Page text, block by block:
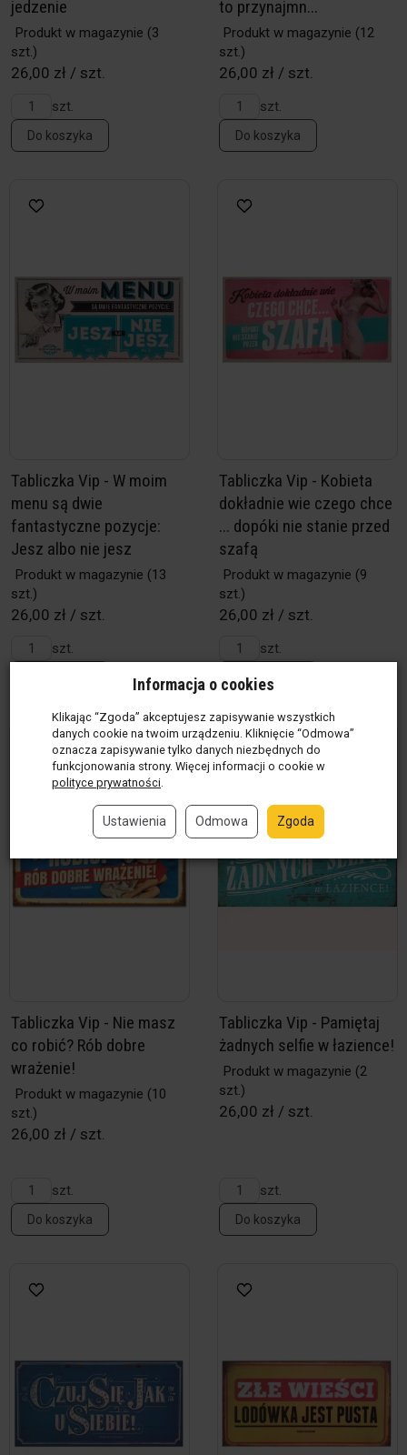
jedzenie
Produkt w magazynie (3
szt.)
26,00 zł / szt.
szt.
Do koszyka
to przynajmn...
Produkt w magazynie (12
szt.)
26,00 zł / szt.
szt.
Do koszyka
Tabliczka Vip - W moim
menu są dwie
fantastyczne pozycje:
Jesz albo nie jesz
Produkt w magazynie (13
szt.)
26,00 zł / szt.
szt.
Tabliczka Vip - Kobieta
dokładnie wie czego chce
... dopóki nie stanie przed
szafą
Produkt w magazynie (9
szt.)
26,00 zł / szt.
szt.
Do koszyka
Tabliczka Vip - Nie masz
co robić? Rób dobre
wrażenie!
Produkt w magazynie (10
szt.)
26,00 zł / szt.
szt.
Do koszyka
Tabliczka Vip - Pamiętaj
żadnych selfie w łazience!
Produkt w magazynie (2
szt.)
26,00 zł / szt.
szt.
Do koszyka
Informacja o cookies
Klikając “Zgoda” akceptujesz zapisywanie wszystkich
danych cookie na twoim urządzeniu. Kliknięcie “Odmowa”
oznacza zapisywanie tylko danych niezbędnych do
funkcjonowania strony. Więcej informacji o cookie w
polityce prywatności
Ustawienia Odmowa Zgoda